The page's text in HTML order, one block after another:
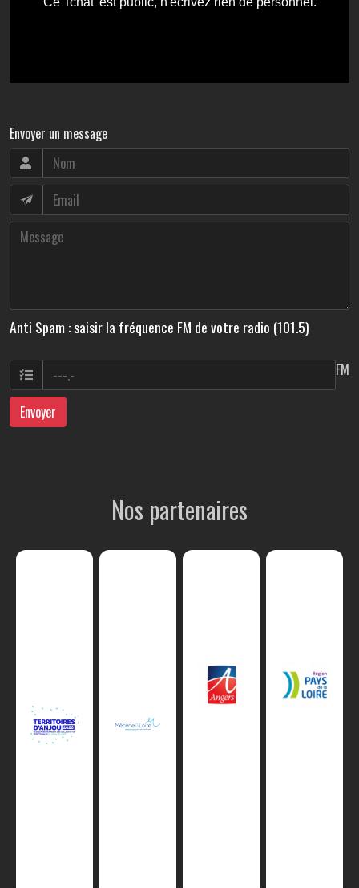
Envoyer un message
Anti Spam : saisir la fréquence FM de votre radio (101.5)
FM
Envoyer
Nos partenaires